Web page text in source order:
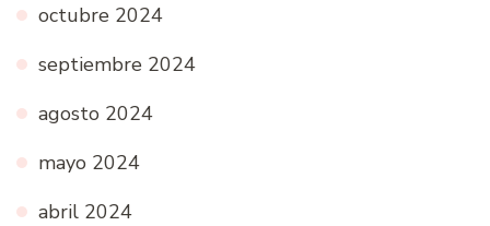
octubre 2024
septiembre 2024
agosto 2024
mayo 2024
abril 2024